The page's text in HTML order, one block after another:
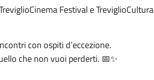
Festival e TreviglioCultura
con ospiti d’eccezione.
che non vuoi perderti. 📅✨